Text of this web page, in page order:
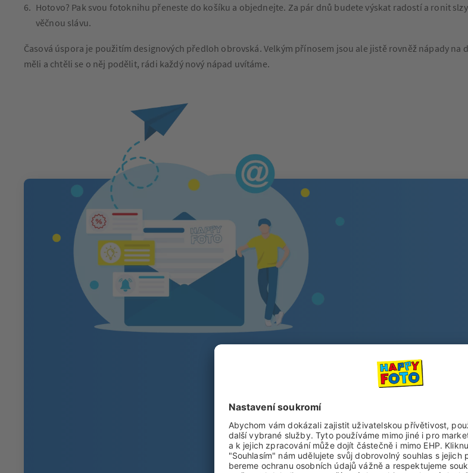
Hotovo? Pak svou fotoknihu přeneste do košíku a objednejte. Za pár dnů budete výskat radostí a ronit
věčnou slávu.
Časová úspora je použitím designových předloh obrovská. Velkým přínosem jsou ale jistě rovněž nápady
měli a chtěli se o něj podělit, rádi každý nový nápad uvítáme.
Přihlaste se k